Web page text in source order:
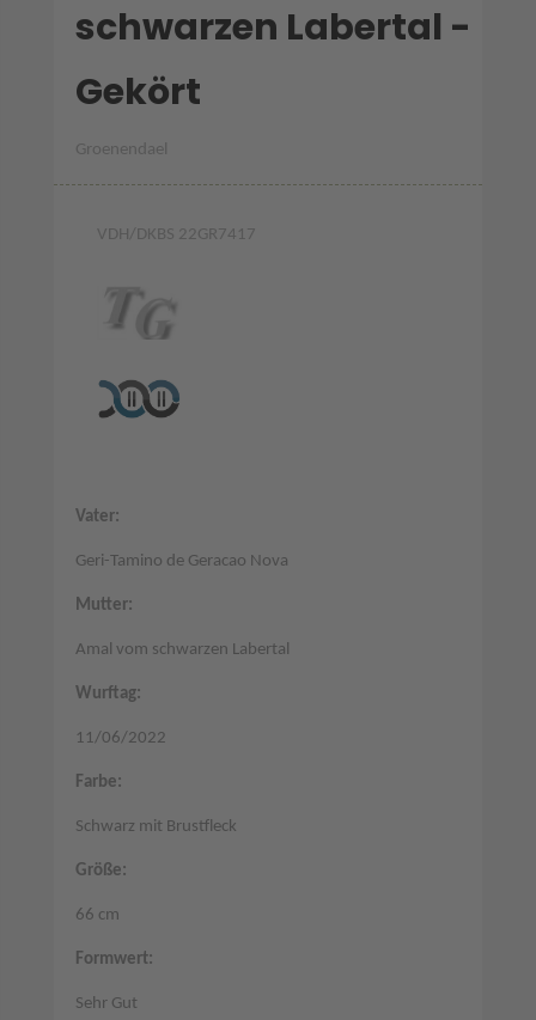
schwarzen Labertal -
Gekört
Groenendael
VDH/DKBS 22GR7417
Vater:
Geri-Tamino de Geracao Nova
Mutter:
Amal vom schwarzen Labertal
Wurftag:
11/06/2022
Farbe:
Schwarz mit Brustfleck
Größe:
66 cm
Formwert:
Sehr Gut